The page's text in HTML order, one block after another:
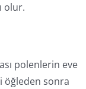
olur.
polenlerin eve
öğleden sonra